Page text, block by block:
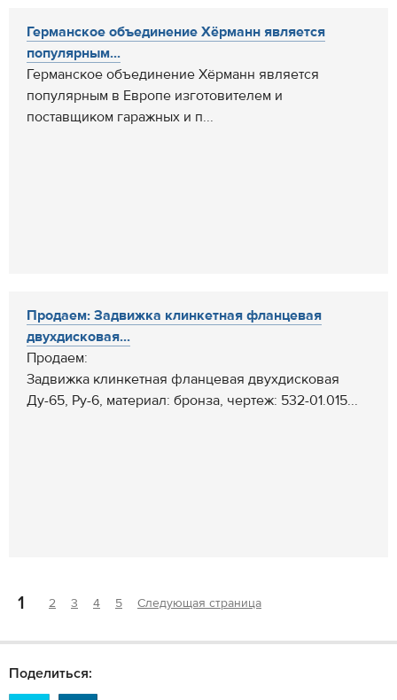
Германское объединение Хёрманн является
популярным...
Германское объединение Хёрманн является
популярным в Европе изготовителем и
поставщиком гаражных и п...
Продаем: Задвижка клинкетная фланцевая
двухдисковая...
Продаем:
Задвижка клинкетная фланцевая двухдисковая
Ду-65, Ру-6, материал: бронза, чертеж: 532-01.015...
1 2 3 4 5 Следующая страница
Поделиться: